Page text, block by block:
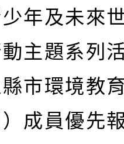
年及未來
主題系列
市環境教
成員優先